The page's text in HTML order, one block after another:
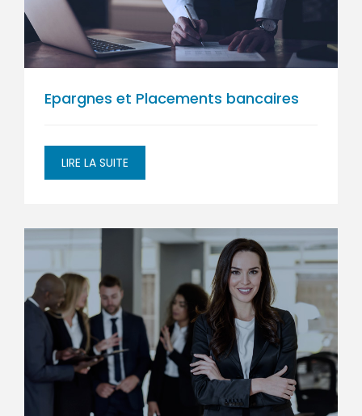
Epargnes et Placements bancaires
LIRE LA SUITE